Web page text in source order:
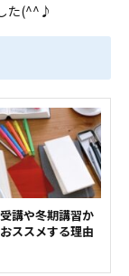
た(^^♪
講や冬期講習か
ススメする理由